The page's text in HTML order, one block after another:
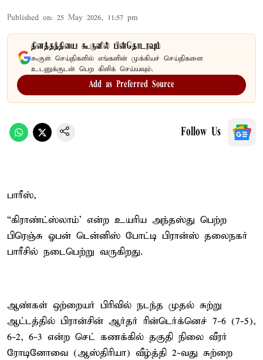
Published on: 25 May 2026, 11:57 pm
தினத்தந்தியை கூகுளில் பின்தொடரவும்
கூகுள் செய்திகளில் எங்களின் முக்கியச் செய்திகளை
உடனுக்குடன் பெற கிளிக் செய்யவும்.
Add as Preferred Source
Follow Us
பாரீஸ்,
“கிராண்ட்ஸ்லாம்' என்ற உயரிய அந்தஸ்து பெற்ற
பிரெஞ்சு ஓபன் டென்னிஸ் போட்டி பிரான்ஸ் தலைநகர்
பாரீசில் நடைபெற்று வருகிறது.
ஆண்கள் ஒற்றையர் பிரிவில் நடந்த முதல் சுற்று
ஆட்டத்தில் பிரான்சின் ஆர்தர் ரின்டெர்க்னெச் 7-6 (7-5),
6-2, 6-3 என்ற செட் கணக்கில் தகுதி நிலை வீரர்
ரோடினோவை (ஆஸ்திரியா) வீழ்த்தி 2-வது சுற்றை